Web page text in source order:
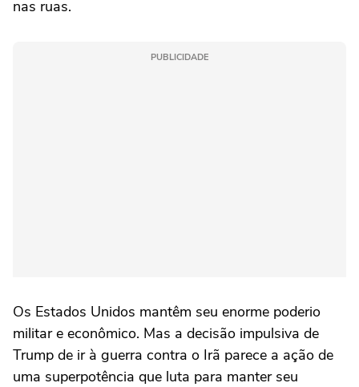
nas ruas.
PUBLICIDADE
Os Estados Unidos mantêm seu enorme poderio
militar e econômico. Mas a decisão impulsiva de
Trump de ir à guerra contra o Irã parece a ação de
uma superpotência que luta para manter seu